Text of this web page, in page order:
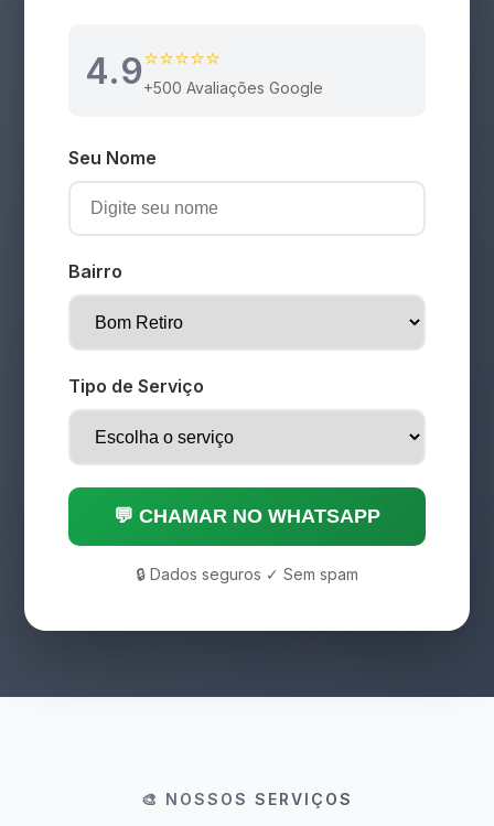
4.9⭐⭐⭐⭐⭐
+500 Avaliações Google
Seu Nome
Bairro
Tipo de Serviço
💬 CHAMAR NO WHATSAPP
🔒 Dados seguros ✓ Sem spam
🎨 NOSSOS SERVIÇOS